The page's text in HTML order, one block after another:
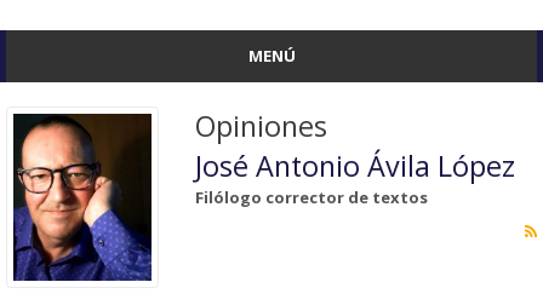
MENÚ
Opiniones
José Antonio Ávila López
Filólogo corrector de textos